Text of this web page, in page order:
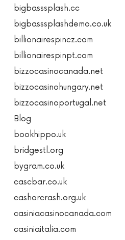
bigbasssplash.cc
bigbasssplashdemo.co.uk
billionairespincz.com
billionairespinpt.com
bizzocasinocanada.net
bizzocasinohungary.net
bizzocasinoportugal.net
Blog
bookhippo.uk
bridgestl.org
bygram.co.uk
cascbar.co.uk
cashorcrash.org.uk
casiniacasinocanada.com
casiniaitalia.com